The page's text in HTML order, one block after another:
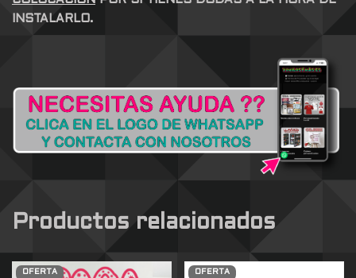
INSTALARLO.
Productos relacionados
OFERTA OFERTA